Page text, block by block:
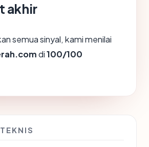
akhir
semua sinyal, kami menilai
di100/100